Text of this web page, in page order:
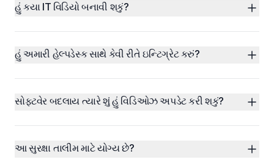
હું કયા IT વિડિયો બનાવી શકું?
હું અમારી હેલ્પડેસ્ક સાથે કેવી રીતે ઇન્ટિગ્રેટ કરું?
સોફ્ટવેર બદલાય ત્યારે શું હું વિડિઓઝ અપડેટ કરી શકું?
આ સુરક્ષા તાલીમ માટે યોગ્ય છે?